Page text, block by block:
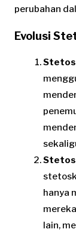
perubahan
Evolusi
hanya
lain,